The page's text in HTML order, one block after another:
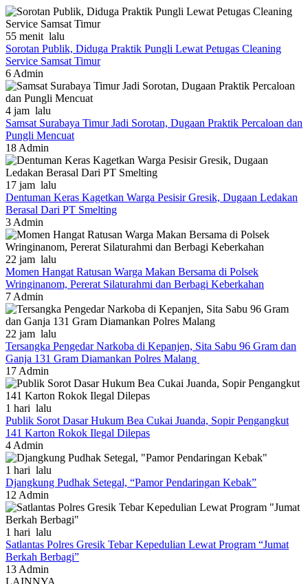
55 menit lalu
Sorotan Publik, Diduga Praktik Pungli Lewat Petugas Cleaning
Service Samsat Timur
6 Admin
4 jam lalu
Samsat Surabaya Timur Jadi Sorotan, Dugaan Praktik Percaloan dan
Pungli Mencuat
18 Admin
17 jam lalu
Dentuman Keras Kagetkan Warga Pesisir Gresik, Dugaan Ledakan
Berasal Dari PT Smelting
3 Admin
22 jam lalu
Momen Hangat Ratusan Warga Makan Bersama di Polsek
Wringinanom, Pererat Silaturahmi dan Berbagi Keberkahan
7 Admin
22 jam lalu
Tersangka Pengedar Narkoba di Kepanjen, Sita Sabu 96 Gram dan
Ganja 131 Gram Diamankan Polres Malang
17 Admin
1 hari lalu
Publik Sorot Dasar Hukum Bea Cukai Juanda, Sopir Pengangkut
141 Karton Rokok Ilegal Dilepas
4 Admin
1 hari lalu
Djangkung Pudhak Setegal, “Pamor Pendaringan Kebak”
12 Admin
1 hari lalu
Satlantas Polres Gresik Tebar Kepedulian Lewat Program “Jumat
Berkah Berbagi”
13 Admin